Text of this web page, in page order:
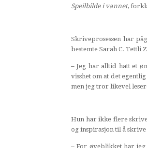
Speilbilde i vannet,
Skriveprosessen har
bestemte Sarah C. Tettli
– Jeg har alltid hatt et
visshet om at det
men jeg tror likevel
Hun har ikke flere
og inspirasjon til å
– For øyeblikket har